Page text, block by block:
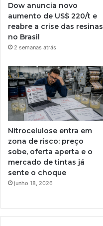
Dow anuncia novo
aumento de US$ 220/t e
reabre a crise das resinas
no Brasil
2 semanas atrás
Nitrocelulose entra em
zona de risco: preço
sobe, oferta aperta e o
mercado de tintas já
sente o choque
junho 18, 2026